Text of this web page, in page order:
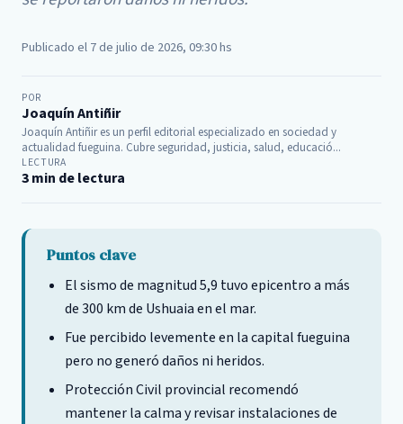
Publicado el 7 de julio de 2026, 09:30 hs
POR
Joaquín Antiñir
Joaquín Antiñir es un perfil editorial especializado en sociedad y
actualidad fueguina. Cubre seguridad, justicia, salud, educació...
LECTURA
3 min de lectura
Puntos clave
El sismo de magnitud 5,9 tuvo epicentro a más
de 300 km de Ushuaia en el mar.
Fue percibido levemente en la capital fueguina
pero no generó daños ni heridos.
Protección Civil provincial recomendó
mantener la calma y revisar instalaciones de